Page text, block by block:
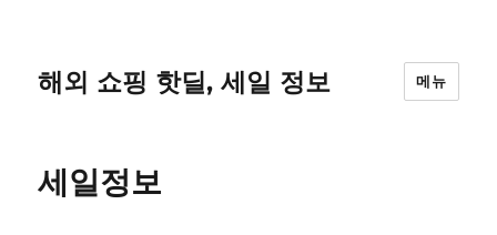
해외 쇼핑 핫딜, 세일 정보 메뉴
세일정보